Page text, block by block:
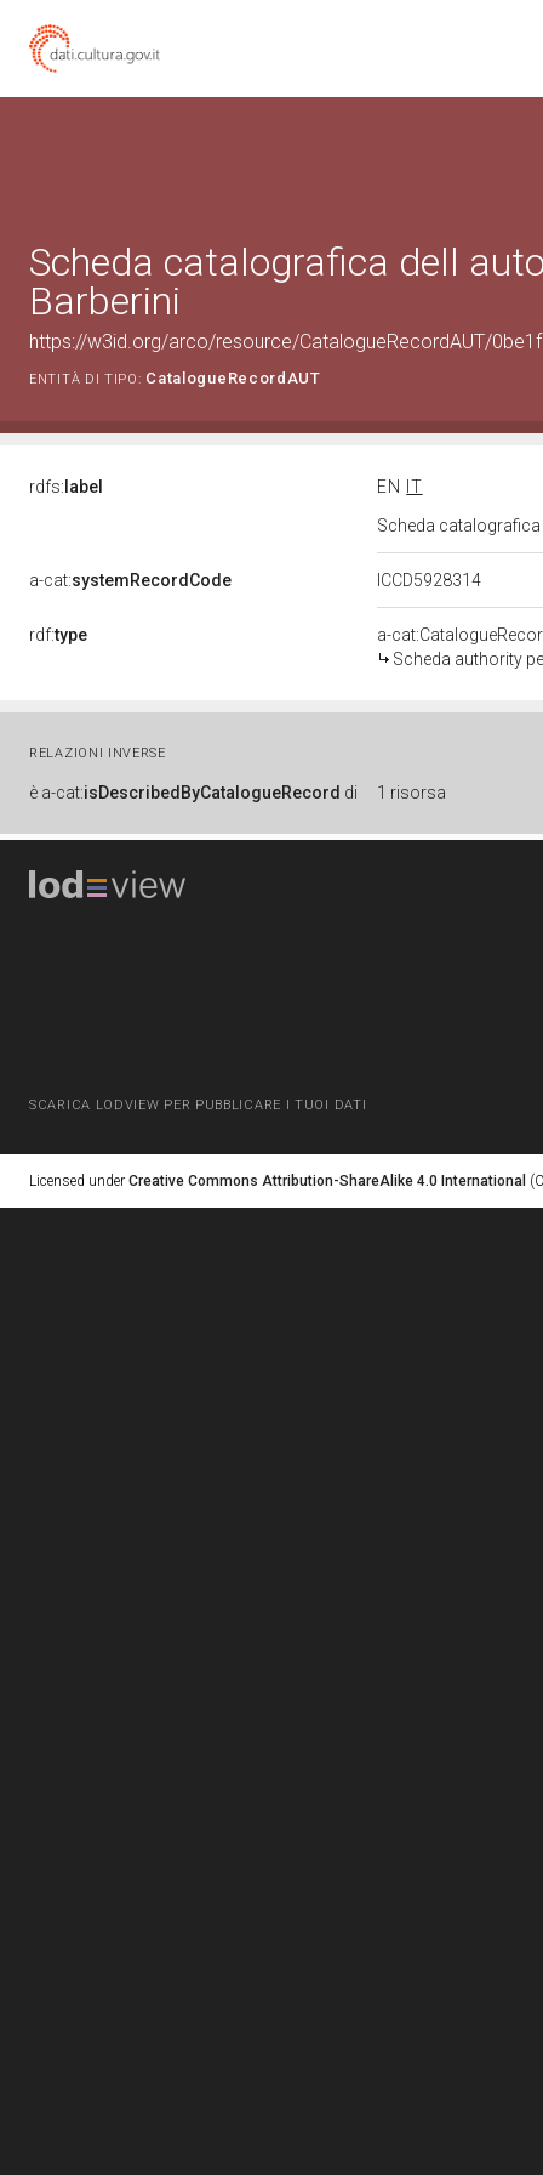
Scheda catalografica dell
Barberini
https://w3id.org/arco/resource/CatalogueRecordAUT/
ENTITÀ DI TIPO: CatalogueRecordAUT
rdfs: label EN
IT
Scheda
a-cat:systemRecordCode ICCD5928314
rdf:type
a-
Scheda authority
RELAZIONI INVERSE
è a-cat:isDescribedByCatalogueRecord di 1 risorsa
SCARICA LODVIEW PER PUBBLICARE I TUOI DATI
Licensed under Creative Commons Attribution-ShareAlike 4.0 International